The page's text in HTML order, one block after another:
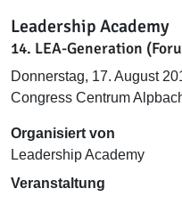
Leadership Academy
14. LEA-Generation
Donnerstag, 17. August
Congress Centrum
Organisiert von
Leadership Academy
Veranstaltung